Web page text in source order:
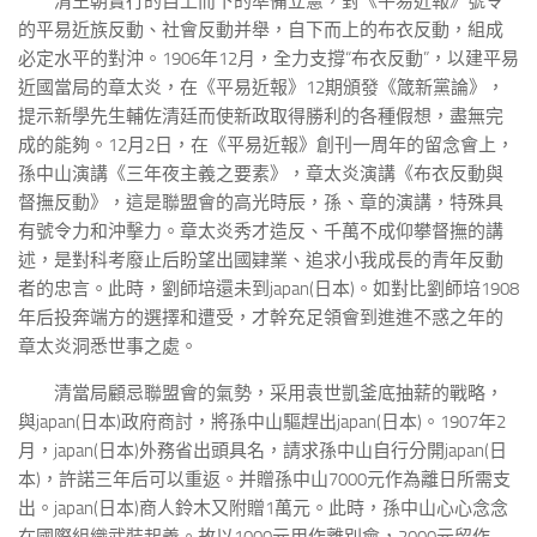
的平易近族反動、社會反動并舉，自下而上的布衣反動，組成
必定水平的對沖。1906年12月，全力支撐“布衣反動”，以建平易
近國當局的章太炎，在《平易近報》12期頒發《箴新黨論》，
提示新學先生輔佐清廷而使新政取得勝利的各種假想，盡無完
成的能夠。12月2日，在《平易近報》創刊一周年的留念會上，
孫中山演講《三年夜主義之要素》，章太炎演講《布衣反動與
督撫反動》，這是聯盟會的高光時辰，孫、章的演講，特殊具
有號令力和沖擊力。章太炎秀才造反、千萬不成仰攀督撫的講
述，是對科考廢止后盼望出國肄業、追求小我成長的青年反動
者的忠言。此時，劉師培還未到japan(日本)。如對比劉師培1908
年后投奔端方的選擇和遭受，才幹充足領會到進進不惑之年的
章太炎洞悉世事之處。
清當局顧忌聯盟會的氣勢，采用袁世凱釜底抽薪的戰略，
與japan(日本)政府商討，將孫中山驅趕出japan(日本)。1907年2
月，japan(日本)外務省出頭具名，請求孫中山自行分開japan(日
本)，許諾三年后可以重返。并贈孫中山7000元作為離日所需支
出。japan(日本)商人鈴木又附贈1萬元。此時，孫中山心心念念